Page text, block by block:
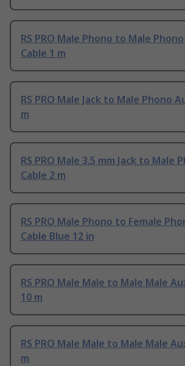
RS PRO Male Phono to Male
Cable 1 m
RS PRO Male Jack to Male Phono
m
RS PRO Male 3.5 mm Jack to Male
Cable 2 m
RS PRO Male Phono to Female
Cable Blue 12 in
RS PRO Male Male to Male Male
10 m
RS PRO Male Male to Male Male
m